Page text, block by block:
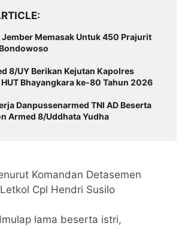
Jember Memasak Untuk 450 Prajurit
8/UY Berikan Kejutan Kapolres
Bhayangkara ke-80 Tahun 2026
Danpussenarmed TNI AD Beserta
Armed 8/Uddhata Yudha
Komandan Detasemen
Cpl Hendri Susilo
lama beserta istri,